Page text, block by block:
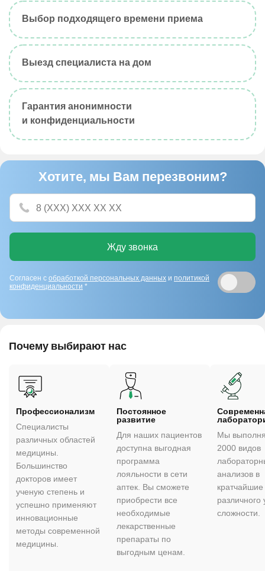
Выбор подходящего времени приема
Выезд специалиста на дом
Гарантия анонимности
и конфиденциальности
Хотите, мы Вам перезвоним?
Жду звонка
Согласен с обработкой персональных данных и политикой
конфиденциальности *
Почему выбирают нас
Профессионализм
Специалисты
различных областей
медицины.
Большинство
докторов имеет
ученую степень и
успешно применяют
инновационные
методы современной
медицины.
Постоянное
развитие
Для наших пациентов
доступна выгодная
программа
лояльности в сети
аптек. Вы сможете
приобрести все
необходимые
лекарственные
препараты по
выгодным ценам.
Мы
2000 видов
анализов в
различного
сложности.